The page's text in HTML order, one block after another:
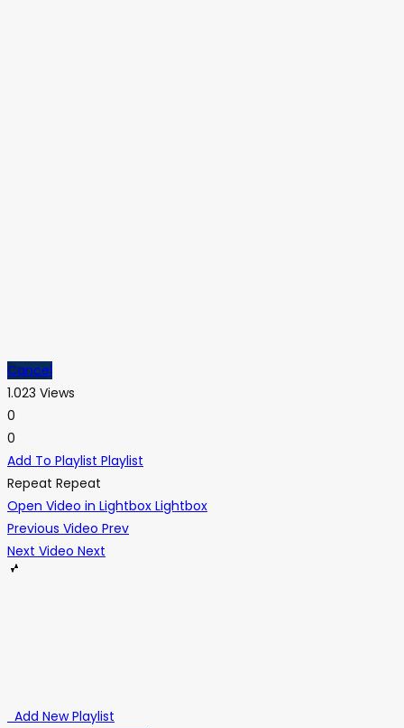
Cancel
1.023 Views
0
0
Add To Playlist Playlist
Repeat Repeat
Open Video in Lightbox Lightbox
Previous Video Prev
Next Video Next
Add New Playlist